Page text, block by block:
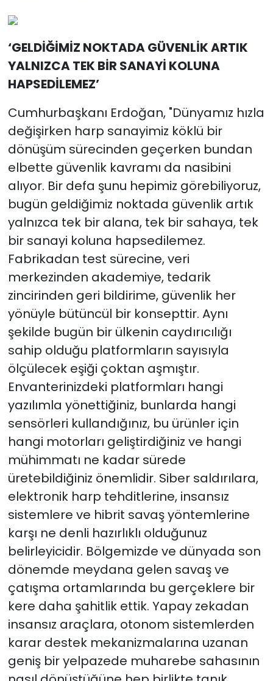
‘GELDİĞİMİZ NOKTADA GÜVENLİK ARTIK
YALNIZCA TEK BİR SANAYİ KOLUNA
HAPSEDİLEMEZ’
Cumhurbaşkanı Erdoğan, "Dünyamız hızla
değişirken harp sanayimiz köklü bir
dönüşüm sürecinden geçerken bundan
elbette güvenlik kavramı da nasibini
alıyor. Bir defa şunu hepimiz görebiliyoruz,
bugün geldiğimiz noktada güvenlik artık
yalnızca tek bir alana, tek bir sahaya, tek
bir sanayi koluna hapsedilemez.
Fabrikadan test sürecine, veri
merkezinden akademiye, tedarik
zincirinden geri bildirime, güvenlik her
yönüyle bütüncül bir konsepttir. Aynı
şekilde bugün bir ülkenin caydırıcılığı
sahip olduğu platformların sayısıyla
ölçülecek eşiği çoktan aşmıştır.
Envanterinizdeki platformları hangi
yazılımla yönettiğiniz, bunlarda hangi
sensörleri kullandığınız, bu ürünler için
hangi motorları geliştirdiğiniz ve hangi
mühimmatı ne kadar sürede
üretebildiğiniz önemlidir. Siber saldırılara,
elektronik harp tehditlerine, insansız
sistemlere ve hibrit savaş yöntemlerine
karşı ne denli hazırlıklı olduğunuz
belirleyicidir. Bölgemizde ve dünyada son
dönemde meydana gelen savaş ve
çatışma ortamlarında bu gerçeklere bir
kere daha şahitlik ettik. Yapay zekadan
insansız araçlara, otonom sistemlerden
karar destek mekanizmalarına uzanan
geniş bir yelpazede muharebe sahasının